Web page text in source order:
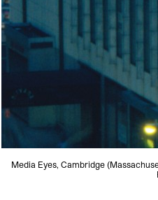
Media Eyes, Cambridge